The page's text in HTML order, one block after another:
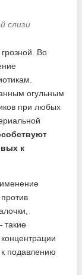
слизи
грозной. Во
огульным
при любых
к
такие
к подавлению